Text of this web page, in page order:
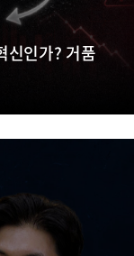
신인가? 거품